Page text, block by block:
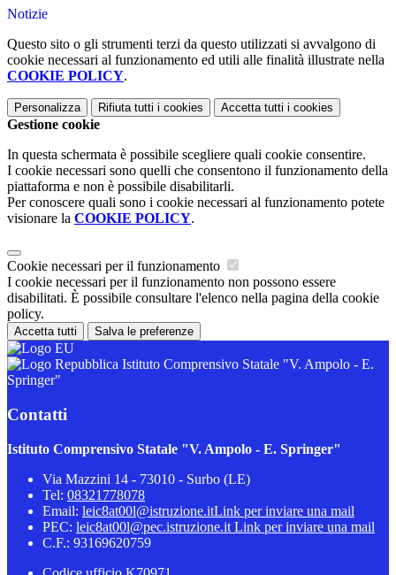
Notizie
Questo sito o gli strumenti terzi da questo utilizzati si avvalgono di
cookie necessari al funzionamento ed utili alle finalità illustrate nella
COOKIE POLICY.
Personalizza Rifiuta tutti i cookies Accetta tutti i cookies
Gestione cookie
In questa schermata è possibile scegliere quali cookie consentire.
I cookie necessari sono quelli che consentono il funzionamento della
piattaforma e non è possibile disabilitarli.
Per conoscere quali sono i cookie necessari al funzionamento potete
visionare la COOKIE POLICY.
Cookie necessari per il funzionamento
I cookie necessari per il funzionamento non possono essere
disabilitati. È possibile consultare l'elenco nella pagina della cookie
policy.
Accetta tutti Salva le preferenze
Istituto Comprensivo Statale "V. Ampolo - E.
Springer"
Contatti
Istituto Comprensivo Statale "V. Ampolo - E. Springer"
Via Mazzini 14 - 73010 - Surbo (LE)
Tel: 08321778078
Email: leic8at00l@istruzione.itLink per inviare una mail
PEC: leic8at00l@pec.istruzione.it Link per inviare una mail
C.F.: 93169620759